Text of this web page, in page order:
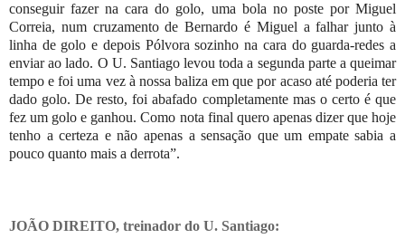
conseguir fazer na cara do golo, uma bola no poste por Miguel
Correia, num cruzamento de Bernardo é Miguel a falhar junto à
linha de golo e depois Pólvora sozinho na cara do guarda-redes a
enviar ao lado. O U. Santiago levou toda a segunda parte a queimar
tempo e foi uma vez à nossa baliza em que por acaso até poderia ter
dado golo. De resto, foi abafado completamente mas o certo é que
fez um golo e ganhou. Como nota final quero apenas dizer que hoje
tenho a certeza e não apenas a sensação que um empate sabia a
pouco quanto mais a derrota”.
JOÃO DIREITO, treinador do U. Santiago: